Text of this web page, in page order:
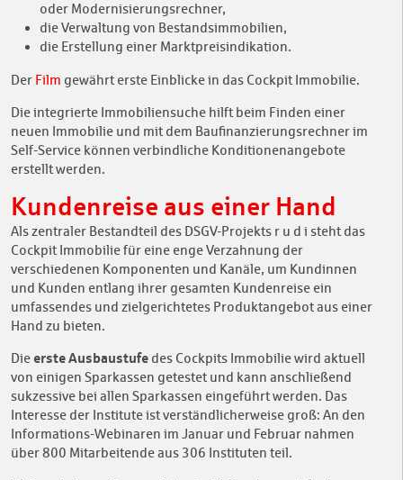
oder Modernisierungsrechner,
die Verwaltung von Bestandsimmobilien,
die Erstellung einer Marktpreisindikation.
Der Film gewährt erste Einblicke in das Cockpit Immobilie.
Die integrierte Immobiliensuche hilft beim Finden einer
neuen Immobilie und mit dem Baufinanzierungsrechner im
Self-Service können verbindliche Konditionenangebote
erstellt werden.
Kundenreise aus einer Hand
Als zentraler Bestandteil des DSGV-Projekts r u d i steht das
Cockpit Immobilie für eine enge Verzahnung der
verschiedenen Komponenten und Kanäle, um Kundinnen
und Kunden entlang ihrer gesamten Kundenreise ein
umfassendes und zielgerichtetes Produktangebot aus einer
Hand zu bieten.
Die erste Ausbaustufe des Cockpits Immobilie wird aktuell
von einigen Sparkassen getestet und kann anschließend
sukzessive bei allen Sparkassen eingeführt werden. Das
Interesse der Institute ist verständlicherweise groß: An den
Informations-Webinaren im Januar und Februar nahmen
über 800 Mitarbeitende aus 306 Instituten teil.